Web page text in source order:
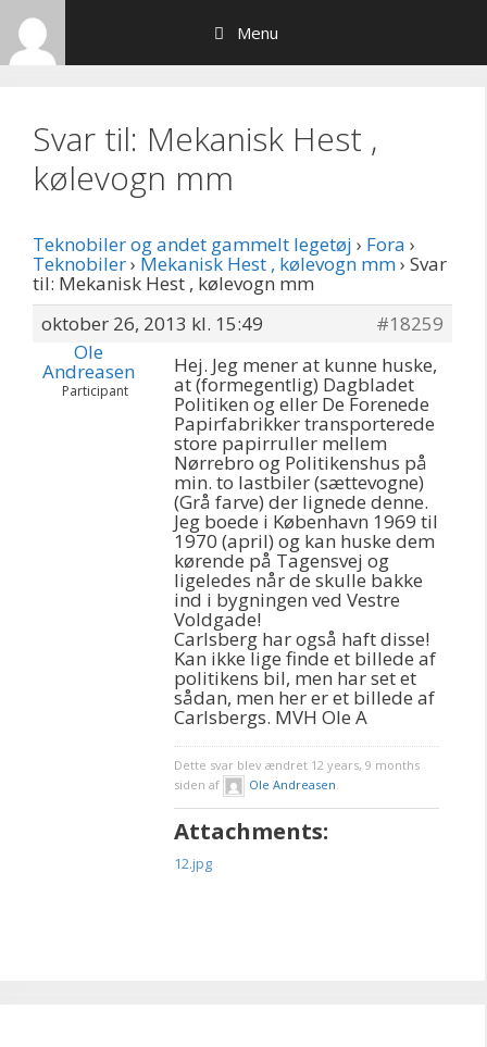
Hop
indhold
Menu
Svar til: Mekanisk Hest ,
kølevogn mm
Teknobiler og andet gammelt legetøj › Fora ›
Teknobiler› Mekanisk Hest , kølevogn mm› Svar
til: Mekanisk Hest , kølevogn mm
oktober 26, 2013 kl. 15:49
#18259
Ole
Andreasen
Participant
Hej. Jeg mener at kunne huske,
at (formegentlig) Dagbladet
Politiken og eller De Forenede
Papirfabrikker transporterede
store papirruller mellem
Nørrebro og Politikenshus på
min. to lastbiler (sættevogne)
(Grå farve) der lignede denne.
Jeg boede i København 1969 til
1970 (april) og kan huske dem
kørende på Tagensvej og
ligeledes når de skulle bakke
ind i bygningen ved Vestre
Voldgade!
Carlsberg har også haft disse!
Kan ikke lige finde et billede af
politikens bil, men har set et
sådan, men her er et billede af
Carlsbergs. MVH Ole A
Dette svar blev ændret 12 years, 9 months
siden af
Ole Andreasen.
Attachments:
12.jpg